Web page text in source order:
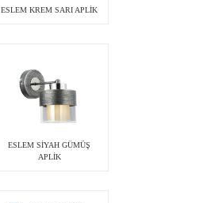
ESLEM KREM SARI APLİK
ESLEM SİYAH GÜMÜŞ
APLİK